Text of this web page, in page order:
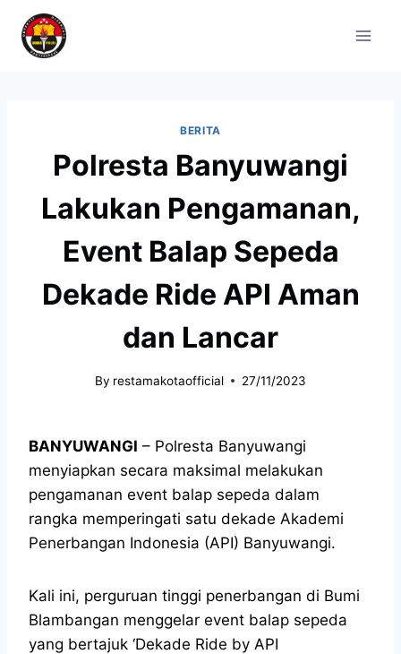
BERITA
Polresta Banyuwangi
Lakukan Pengamanan,
Event Balap Sepeda
Dekade Ride API Aman
dan Lancar
By restamakotaofficial 27/11/2023
BANYUWANGI – Polresta Banyuwangi
menyiapkan secara maksimal melakukan
pengamanan event balap sepeda dalam
rangka memperingati satu dekade Akademi
Penerbangan Indonesia (API) Banyuwangi.
Kali ini, perguruan tinggi penerbangan di Bumi
Blambangan menggelar event balap sepeda
yang bertajuk ‘Dekade Ride by API